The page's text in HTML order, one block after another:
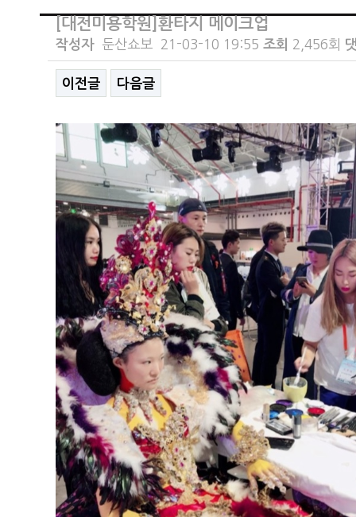
[대전미용학원]환타지 메이크업
작성자 둔산쇼보 21-03-10 19:55 조회 2,456회
이전글 다음글
본문